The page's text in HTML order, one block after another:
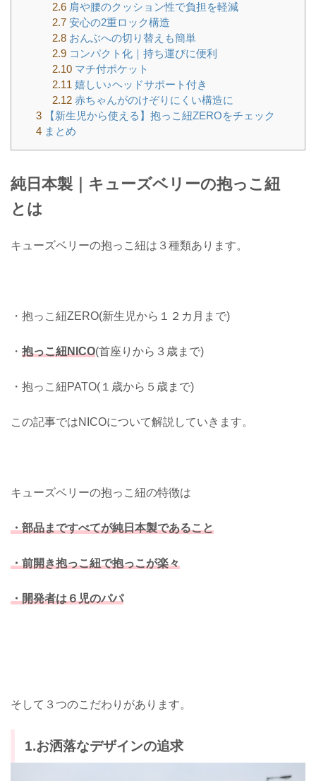
2.6肩や腰のクッション性で負担を軽減
2.7安心の2重ロック構造
2.8おんぶへの切り替えも簡単
2.9コンパクト化｜持ち運びに便利
2.10マチ付ポケット
2.11 嬉しい♪ヘッドサポート付き
2.12赤ちゃんがのけぞりにくい構造に
3 【新生児から使える】抱っこ紐ZEROをチェック
4 まとめ
純日本製｜キューズベリーの抱っこ紐
とは
キューズベリーの抱っこ紐は３種類あります。
・抱っこ紐ZERO(新生児から１２カ月まで)
・ 抱っこ紐NICO(首座りから３歳まで)
・抱っこ紐PATO(１歳から５歳まで)
この記事ではNICOについて解説していきます。
キューズベリーの抱っこ紐の特徴は
・部品まですべてが純日本製であること
・前開き抱っこ紐で抱っこが楽々
・開発者は６児のパパ
そして３つのこだわりがあります。
1.お洒落なデザインの追求